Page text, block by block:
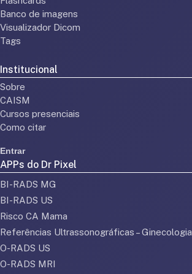
Banco de imagens
Visualizador Dicom
Tags
Institucional
Sobre
CAISM
Cursos presenciais
Como citar
Entrar
APPs do Dr Pixel
BI-RADS MG
BI-RADS US
Risco CA Mama
Referências Ultrassonográficas – Ginecologia
O-RADS US
O-RADS MRI